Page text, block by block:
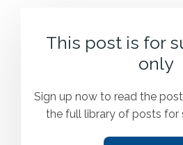
This post is for
only
Sign up now to read the
the full library of posts for